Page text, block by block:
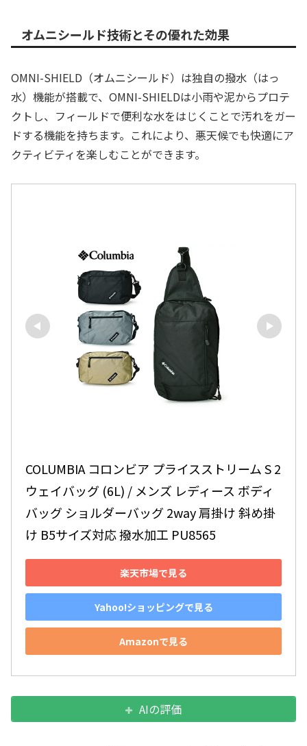
オムニシールド技術とその優れた効果
OMNI-SHIELD（オムニシールド）は独自の撥水（はっ
水）機能が搭載で、OMNI-SHIELDは小雨や泥からプロテ
クトし、フィールドで便利な水をはじくことで汚れをガー
ドする機能を持ちます。これにより、悪天候でも快適にア
クティビティを楽しむことができます。
COLUMBIA コロンビア プライスストリーム S 2
ウェイバッグ (6L) / メンズ レディース ボディ
バッグ ショルダーバッグ 2way 肩掛け 斜め掛
け B5サイズ対応 撥水加工 PU8565
楽天市場で見る
Yahoo!ショッピングで見る
Amazonで見る
AIの評価